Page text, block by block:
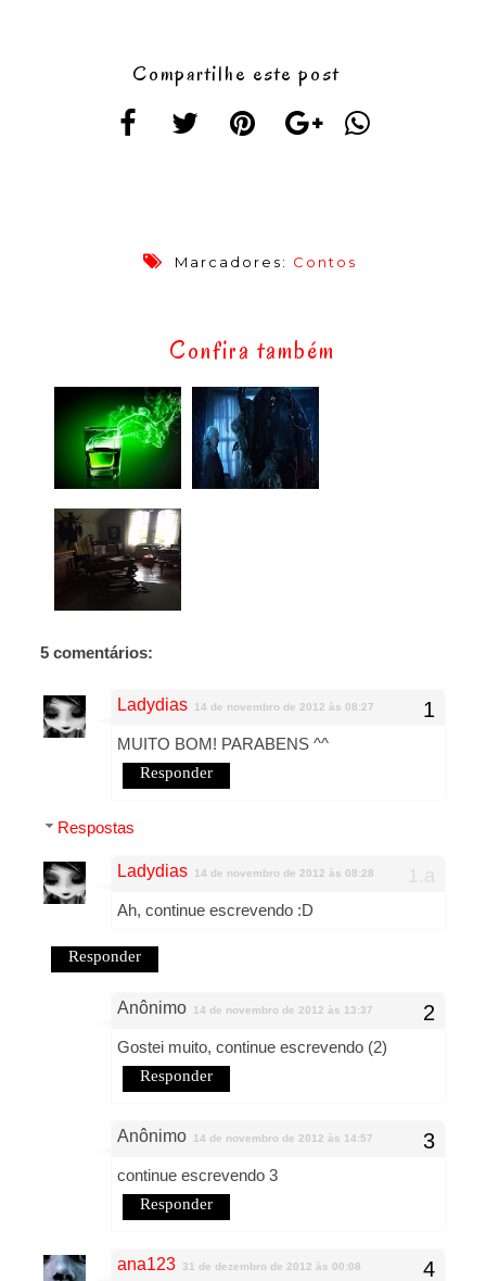
Compartilhe este post
Marcadores: Contos
Confira também
5 comentários:
Ladydias 14 de novembro de 2012 às 08:27
MUITO BOM! PARABENS ^^
Responder
Respostas
Ladydias 14 de novembro de 2012 às 08:28
Ah, continue escrevendo :D
Responder
Anônimo 14 de novembro de 2012 às 13:37
Gostei muito, continue escrevendo (2)
Responder
Anônimo 14 de novembro de 2012 às 14:57
continue escrevendo 3
Responder
ana123 31 de dezembro de 2012 às 00:08